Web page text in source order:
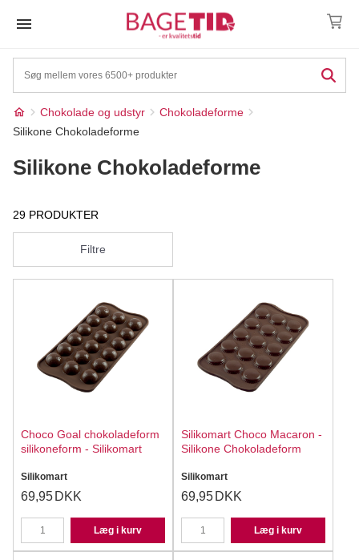
Chokolade og udstyr
Chokoladeforme
Silikone Chokoladeforme
Silikone Chokoladeforme
29 PRODUKTER
Filtre
Choco Goal chokoladeform
silikoneform - Silikomart
Silikomart
69,95 DKK
Læg i kurv
Silikomart Choco Macaron -
Silikone Chokoladeform
Silikomart
69,95 DKK
Læg i kurv